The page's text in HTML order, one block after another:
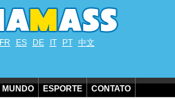
FR ES DE IT PT 中文
MUNDO ESPORTE CONTATO